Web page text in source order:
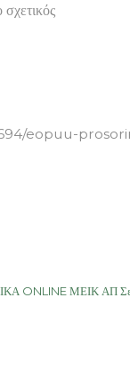
eopuu-
ONLINE ΜΕΙΚ ΑΠ Σε